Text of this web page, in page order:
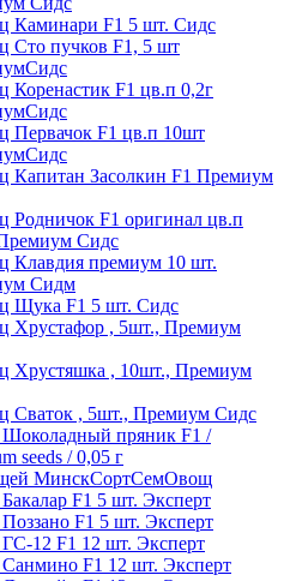
Каминари F1 5 шт. Сидс
Сто пучков F1, 5 шт
Коренастик F1 цв.п 0,2г
Первачок F1 цв.п 10шт
Капитан Засолкин F1 Премиум
Родничок F1 оригинал цв.п
Сидс
Клавдия премиум 10 шт.
Сидм
Щука F1 5 шт. Сидс
Хрустафор , 5шт., Премиум
Хрустяшка , 10шт., Премиум
Сваток , 5шт., Премиум Сидс
Шоколадный пряник F1 /
seeds / 0,05 г
МинскСортСемОвощ
F1 5 шт. Эксперт
F1 5 шт. Эксперт
12 F1 12 шт. Эксперт
F1 12 шт. Эксперт